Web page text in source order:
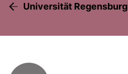
Universität Regensburg